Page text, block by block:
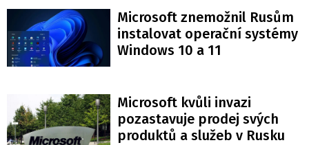
Microsoft znemožnil Rusům
instalovat operační systémy
Windows 10 a 11
Microsoft kvůli invazi
pozastavuje prodej svých
produktů a služeb v Rusku